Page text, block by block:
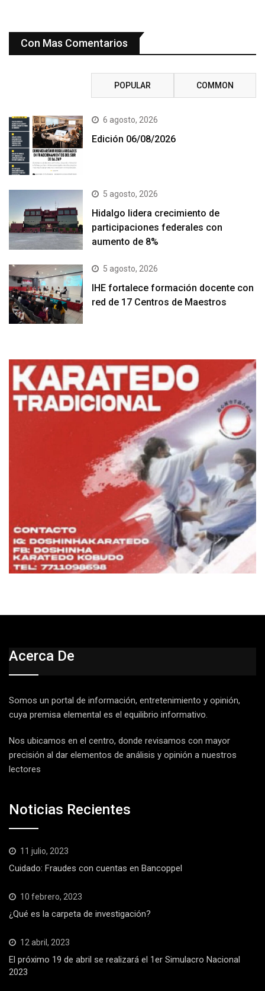
Con Mas Comentarios
POPULAR COMMON
6 agosto, 2026
Edición 06/08/2026
5 agosto, 2026
Hidalgo lidera crecimiento de
participaciones federales con
aumento de 8%
5 agosto, 2026
IHE fortalece formación docente con
red de 17 Centros de Maestros
Acerca De
Somos un portal de información, entretenimiento y opinión,
cuya premisa elemental es el equilibrio informativo.
Nos ubicamos en el centro, donde revisamos con mayor
precisión al dar elementos de análisis y opinión a nuestros
lectores
Noticias Recientes
11 julio, 2023
Cuidado: Fraudes con cuentas en Bancoppel
10 febrero, 2023
¿Qué es la carpeta de investigación?
12 abril, 2023
El próximo 19 de abril se realizará el 1er Simulacro Nacional
2023